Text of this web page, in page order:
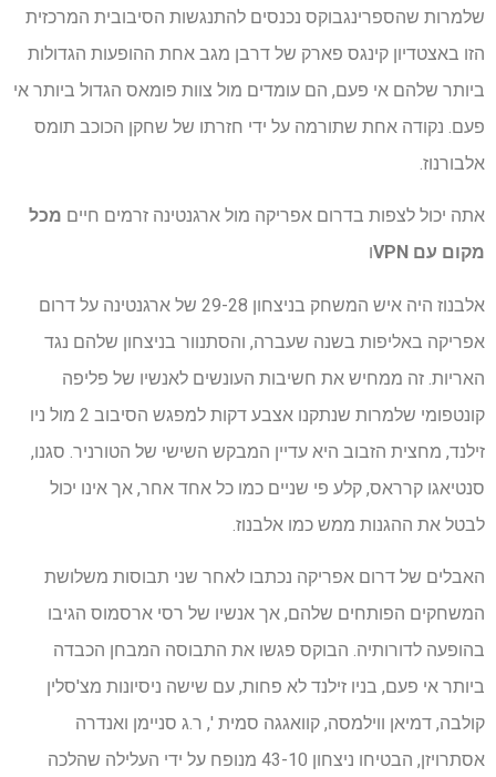
שלמרות שהספרינגבוקס נכנסים להתנגשות הסיבובית המרכזית
הזו באצטדיון קינגס פארק של דרבן מגב אחת ההופעות הגדולות
ביותר שלהם אי פעם, הם עומדים מול צוות פומאס הגדול ביותר אי
פעם. נקודה אחת שתורמה על ידי חזרתו של שחקן הכוכב תומס
אלבורנוז.
אתה יכול לצפות בדרום אפריקה מול ארגנטינה זרמים חיים מכל
מקום עם VPN
ו
אלבנוז היה איש המשחק בניצחון 29-28 של ארגנטינה על דרום
אפריקה באליפות בשנה שעברה, והסתנוור בניצחון שלהם נגד
האריות. זה ממחיש את חשיבות העונשים לאנשיו של פליפה
קונטפומי שלמרות שנתקנו אצבע דקות למפגש הסיבוב 2 מול ניו
זילנד, מחצית הזבוב היא עדיין המבקש השישי של הטורניר. סגנו,
סנטיאגו קרראס, קלע פי שניים כמו כל אחד אחר, אך אינו יכול
לבטל את ההגנות ממש כמו אלבנוז.
האבלים של דרום אפריקה נכתבו לאחר שני תבוסות משלושת
המשחקים הפותחים שלהם, אך אנשיו של רסי ארסמוס הגיבו
בהופעה לדורותיה. הבוקס פגשו את התבוסה המבחן הכבדה
ביותר אי פעם, בניו זילנד לא פחות, עם שישה ניסיונות מצ'סלין
קולבה, דמיאן ווילמסה, קוואגגה סמית ', ר.ג סניימן ואנדרה
אסתרויזן, הבטיחו ניצחון 43-10 מנופח על ידי העלילה שהלכה